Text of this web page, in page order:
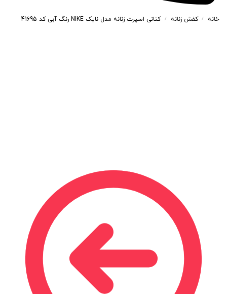
خانه / کفش زنانه / کتانی اسپرت زنانه مدل نایک NIKE رنگ آبی کد 41695